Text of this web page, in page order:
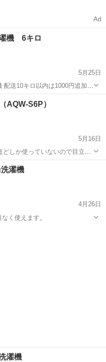
Ad
機 6キロ
5月25日
AQW-S6P）
5月16日
しか使っていないので目立っ
で来てくれる方募集していま
お願いします🙇
活家電
濯機
4月26日
く使えます。
濯機